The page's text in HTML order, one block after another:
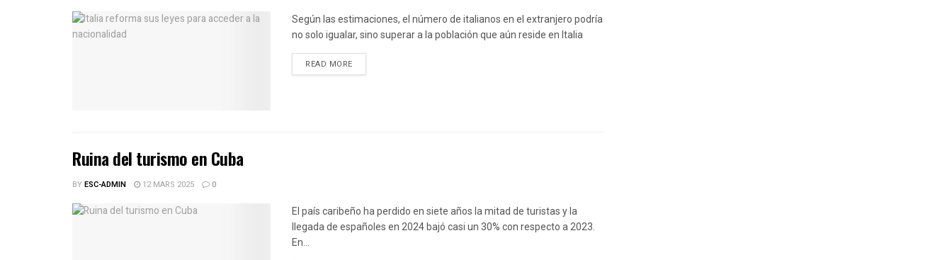
Según las estimaciones, el número de italianos en el extranjero podría
no solo igualar, sino superar a la población que aún reside en Italia
READ MOREDETAILS
Ruina del turismo en Cuba
BYESC-ADMIN 12 MARS 2025 0
El país caribeño ha perdido en siete años la mitad de turistas y la
llegada de españoles en 2024 bajó casi un 30% con respecto a 2023.
En...